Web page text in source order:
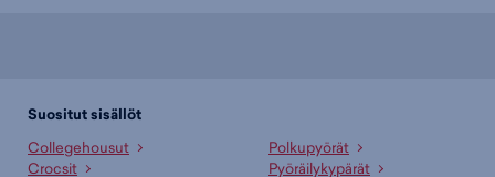
Suositut sisällöt
Collegehousut
Crocsit
Polkupyörät
Pyöräilykypärät